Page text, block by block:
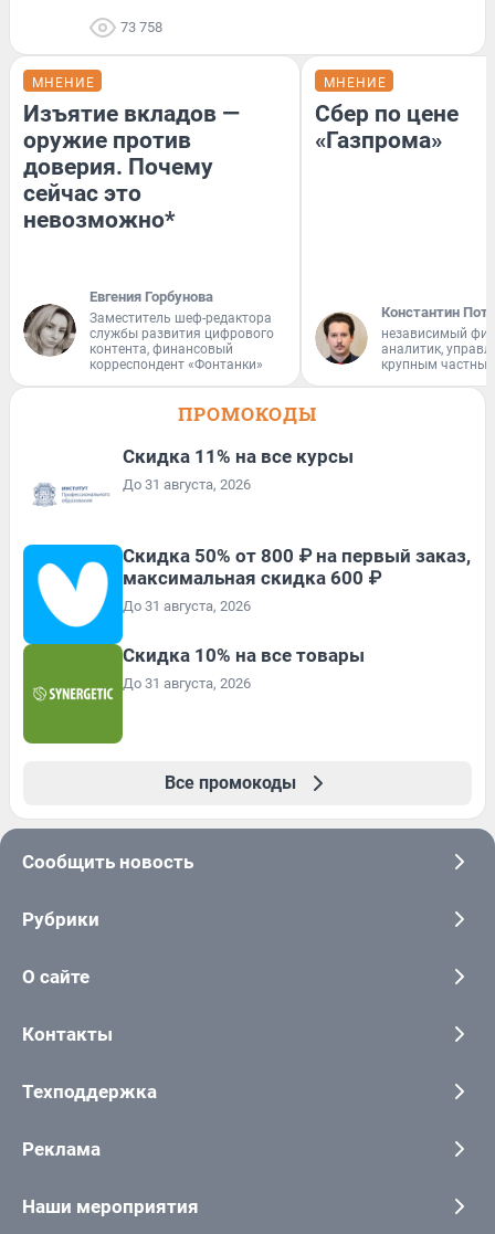
73 758
МНЕНИЕ
Изъятие вкладов —
оружие против
доверия. Почему
сейчас это
невозможно*
Евгения Горбунова
Заместитель шеф-редактора
службы развития цифрового
контента, финансовый
корреспондент «Фонтанки»
МНЕНИЕ
Сбер по цене
«Газпрома»
Константин
независимый
аналитик,
крупным
ПРОМОКОДЫ
Скидка 11% на все курсы
До 31 августа, 2026
Скидка 50% от 800 ₽ на первый заказ,
максимальная скидка 600 ₽
До 31 августа, 2026
Скидка 10% на все товары
До 31 августа, 2026
Все промокоды
Сообщить новость
Рубрики
О сайте
Контакты
Техподдержка
Реклама
Наши мероприятия